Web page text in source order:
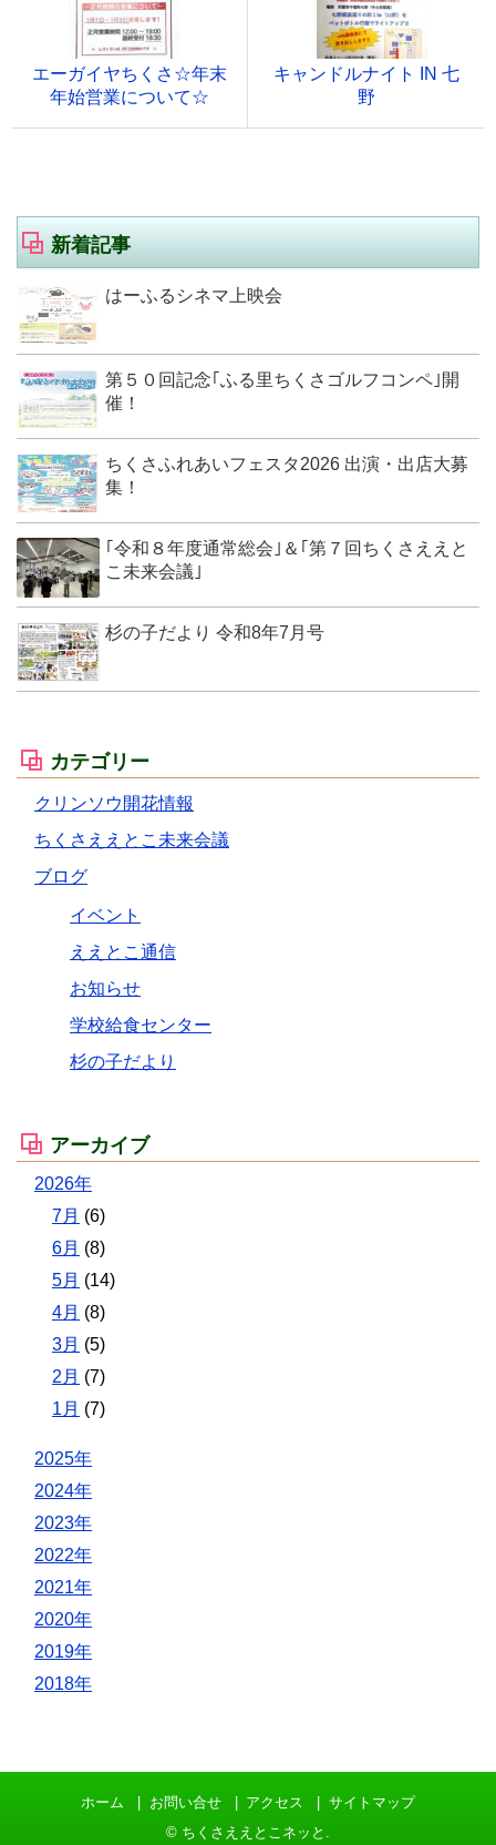
エーガイヤちくさ☆年末
年始営業について☆
キャンドルナイト IN 七
野
新着記事
はーふるシネマ上映会
第５０回記念｢ふる里ちくさゴルフコンペ｣開
催！
ちくさふれあいフェスタ2026 出演・出店大募
集！
｢令和８年度通常総会｣＆｢第７回ちくさええと
こ未来会議｣
杉の子だより 令和8年7月号
カテゴリー
クリンソウ開花情報
ちくさええとこ未来会議
ブログ
イベント
ええとこ通信
お知らせ
学校給食センター
杉の子だより
アーカイブ
2026年
7月 (6)
6月 (8)
5月 (14)
4月 (8)
3月 (5)
2月 (7)
1月 (7)
2025年
2024年
2023年
2022年
2021年
2020年
2019年
2018年
ホーム お問い合せ アクセス
サイトマップ
© ちくさええとこネッと .